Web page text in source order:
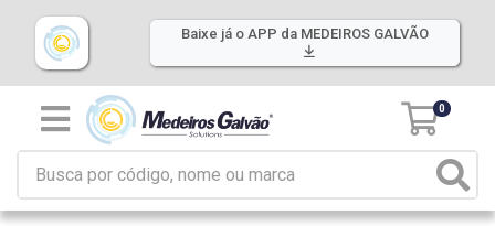
Baixe já o APP da MEDEIROS GALVÃO
0